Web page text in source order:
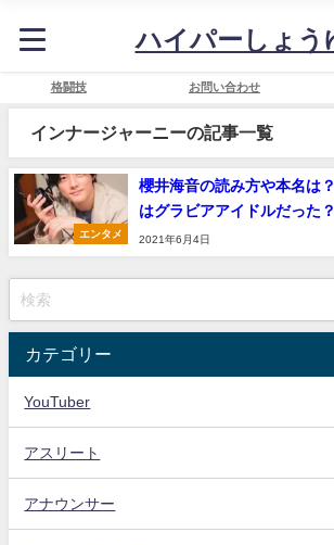
ハイパーしょう
格闘技 お問い合わせ
インナージャーニーの記事一覧
エンタメ
櫻井海音の読み方や本名は
はグラビアアイドルだった？
2021年6月4日
カテゴリー
YouTuber
アスリート
アナウンサー